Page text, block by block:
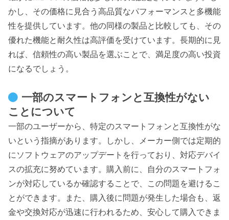
かし、その価格に見合う高品質なパフォーマンスと多機能
性を提供しています。他の同様の製品と比較しても、その
優れた機能と耐久性は高評価を受けています。長期的に見
れば、信頼性の高い製品を選ぶことで、満足度の高い投資
になるでしょう。
一部のスマートフォンと互換性がない
ことについて
一部のユーザーから、特定のスマートフォンと互換性がな
いという指摘があります。しかし、メーカー側では定期的
にソフトウェアのアップデートを行っており、対応デバイ
スの拡充に努めています。購入前に、自分のスマートフォ
ンが対応しているか確認することで、この問題を避けるこ
とができます。また、購入後に問題が発生した場合も、返
金や交換対応が迅速に行われるため、安心して購入できま